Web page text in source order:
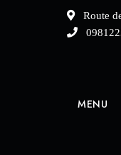
Route
MENU